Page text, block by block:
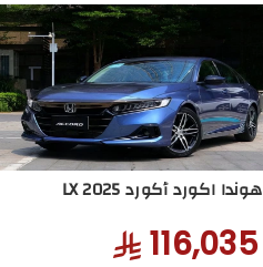
هوندا اكورد أكورد LX 2025
116,035